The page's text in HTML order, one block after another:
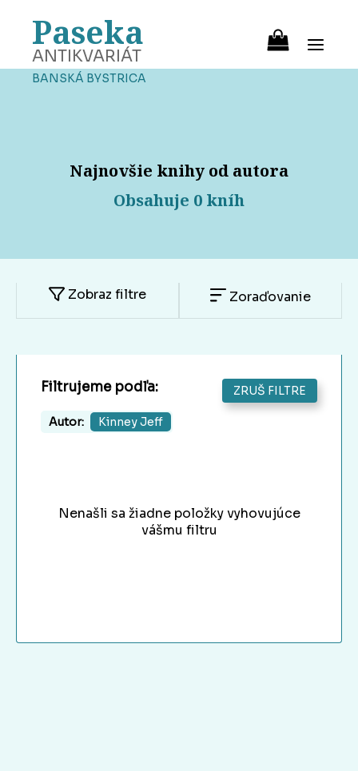
Paseka
ANTIKVARIÁT
BANSKÁ BYSTRICA
Najnovšie knihy od autora
Obsahuje 0 kníh
Zobraz filtre Zoraďovanie
Filtrujeme podľa: ZRUŠ FILTRE
Autor: Kinney Jeff
Nenašli sa žiadne položky vyhovujúce
vášmu filtru